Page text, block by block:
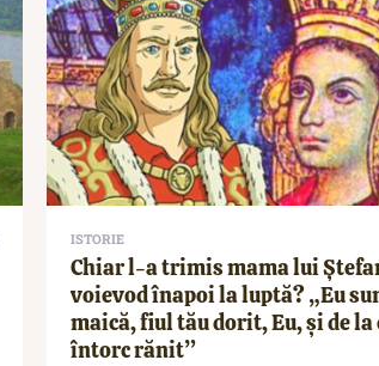
ISTORIE
Chiar l-a trimis mama lui
voievod înapoi la luptă? „Eu
maică, fiul tău dorit, Eu, şi de la
întorc rănit”